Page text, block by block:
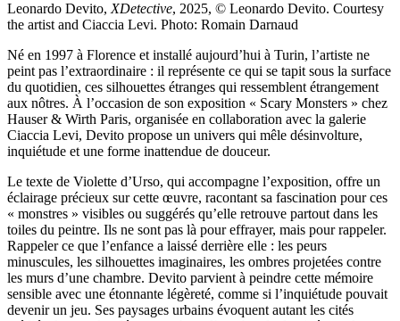
Leonardo Devito,XDetective, 2025, © Leonardo Devito. Courtesy
the artist and Ciaccia Levi. Photo: Romain Darnaud
Né en 1997 à Florence et installé aujourd’hui à Turin, l’artiste ne
peint pas l’extraordinaire : il représente ce qui se tapit sous la surface
du quotidien, ces silhouettes étranges qui ressemblent étrangement
aux nôtres. À l’occasion de son exposition « Scary Monsters » chez
Hauser & Wirth Paris, organisée en collaboration avec la galerie
Ciaccia Levi, Devito propose un univers qui mêle désinvolture,
inquiétude et une forme inattendue de douceur.
Le texte de Violette d’Urso, qui accompagne l’exposition, offre un
éclairage précieux sur cette œuvre, racontant sa fascination pour ces
« monstres » visibles ou suggérés qu’elle retrouve partout dans les
toiles du peintre. Ils ne sont pas là pour effrayer, mais pour rappeler.
Rappeler ce que l’enfance a laissé derrière elle : les peurs
minuscules, les silhouettes imaginaires, les ombres projetées contre
les murs d’une chambre. Devito parvient à peindre cette mémoire
sensible avec une étonnante légèreté, comme si l’inquiétude pouvait
devenir un jeu. Ses paysages urbains évoquent autant les cités